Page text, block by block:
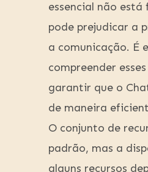
essencial não está
pode prejudicar a
a comunicação. É
compreender
garantir que o
de maneira
O conjunto de
padrão, mas a
alguns recursos